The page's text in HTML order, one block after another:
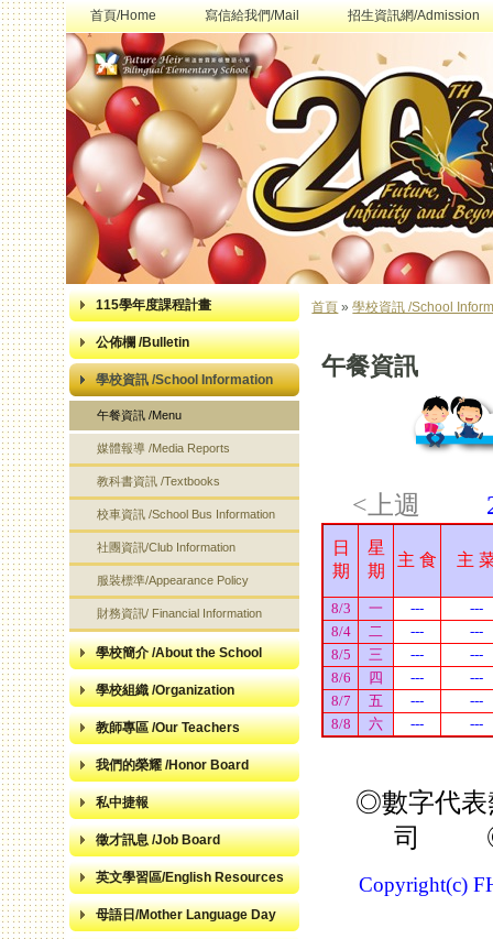
首頁/Home 寫信給我們/Mail 招生資訊網/Admission
115學年度課程計畫
公佈欄 /Bulletin
學校資訊 /School Information
午餐資訊 /Menu
媒體報導 /Media Reports
教科書資訊 /Textbooks
校車資訊 /School Bus Information
社團資訊/Club Information
服裝標準/Appearance Policy
財務資訊/ Financial Information
學校簡介 /About the School
學校組織 /Organization
教師專區 /Our Teachers
我們的榮耀 /Honor Board
私中捷報
徵才訊息 /Job Board
英文學習區/English Resources
母語日/Mother Language Day
首頁 »學校資訊 /School
午餐資訊